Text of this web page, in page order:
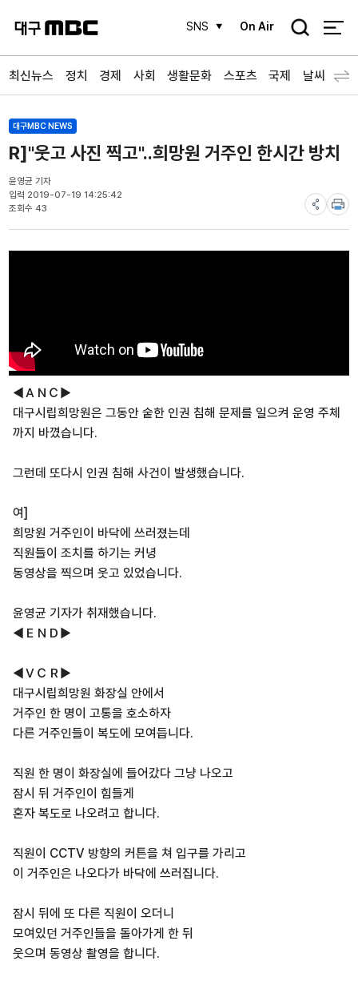
SNS On Air
검
최신뉴스 정치 경제 사회 생활문화 스포츠 국제 날씨
대구MBC NEWS
R]"웃고 사진 찍고"..희망원 거주인 한시간 방치
윤영균 기자
입력 2019-07-19 14:25:42
조회수 43
◀ＡＮＣ▶
대구시립희망원은 그동안 숱한 인권 침해 문제를 일으켜 운영 주체
까지 바꼈습니다.
그런데 또다시 인권 침해 사건이 발생했습니다.
여]
희망원 거주인이 바닥에 쓰러졌는데
직원들이 조치를 하기는 커녕
동영상을 찍으며 웃고 있었습니다.
윤영균 기자가 취재했습니다.
◀ＥＮＤ▶
◀ＶＣＲ▶
대구시립희망원 화장실 안에서
거주인 한 명이 고통을 호소하자
다른 거주인들이 복도에 모여듭니다.
직원 한 명이 화장실에 들어갔다 그냥 나오고
잠시 뒤 거주인이 힘들게
혼자 복도로 나오려고 합니다.
직원이 CCTV 방향의 커튼을 쳐 입구를 가리고
이 거주인은 나오다가 바닥에 쓰러집니다.
잠시 뒤에 또 다른 직원이 오더니
모여있던 거주인들을 돌아가게 한 뒤
웃으며 동영상 촬영을 합니다.